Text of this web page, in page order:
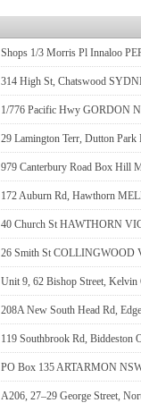
Shops 1/3 Morris Pl Innaloo
314 High St, Chatswood
1/776 Pacific Hwy GORDON
29 Lamington Terr, Dutton
979 Canterbury Road Box Hill
172 Auburn Rd, Hawthorn
40 Church St HAWTHORN
26 Smith St COLLINGWOOD
Unit 9, 62 Bishop Street,
208A New South Head Rd,
119 Southbrook Rd,
PO Box 135 ARTARMON
A206, 27–29 George Street,